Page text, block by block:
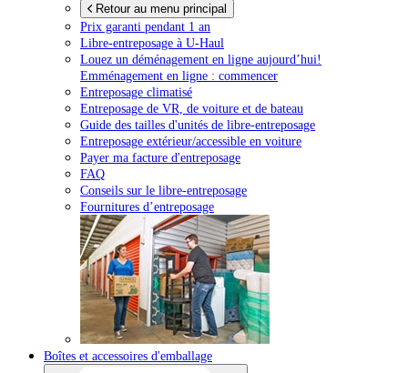
Retour au menu principal
Prix garanti pendant 1 an
Libre-entreposage à U-Haul
Louez un déménagement en ligne aujourd’hui!
Emménagement en ligne : commencer
Entreposage climatisé
Entreposage de VR, de voiture et de bateau
Guide des tailles d'unités de libre-entreposage
Entreposage extérieur/accessible en voiture
Payer ma facture d'entreposage
FAQ
Conseils sur le libre-entreposage
Fournitures d’entreposage
Boîtes et accessoires d'emballage